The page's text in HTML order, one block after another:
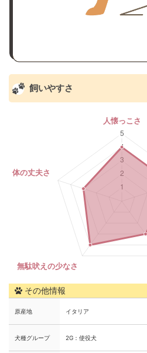
飼いやすさ
その他情報
原産地 イタリア
犬種グループ 2G：使役犬